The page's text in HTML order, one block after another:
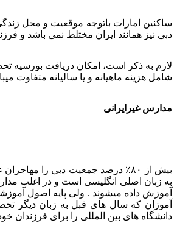
ساکنین امارات باتوجه موقعیت و محل
دبی نیز همانند ایران مختلط نمی باشد و
لازم به ذکر است، امکان دریافت
شامل هزینه ماهیانه و یا سالیانه متفاوت
مدارس غیرایرانی
بیش از ۸۰٪ درصد جمعیت دبی را
به زبان اصلی انگلیسی است و در اغلب
آموزش داده میشوند . ولی پایه اصول
آموزان که سال های قبل به زبان دیگر
دانشگاه های بین المللی را برای فرزندان